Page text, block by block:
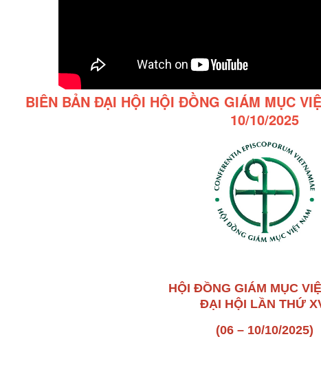
BIÊN BẢN ĐẠI HỘI HỘI ĐỒNG GIÁM MỤC
10/10/2025
HỘI ĐỒNG GIÁM MỤC
ĐẠI HỘI LẦN THỨ
(06 – 10/10/2025)